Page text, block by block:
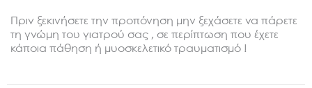
Πριν ξεκινήσετε την προπόνηση μην ξεχάσετε να πάρετε
τη γνώμη του γιατρού σας , σε περίπτωση που έχετε
κάποια πάθηση ή μυοσκελετικό τραυματισμό !